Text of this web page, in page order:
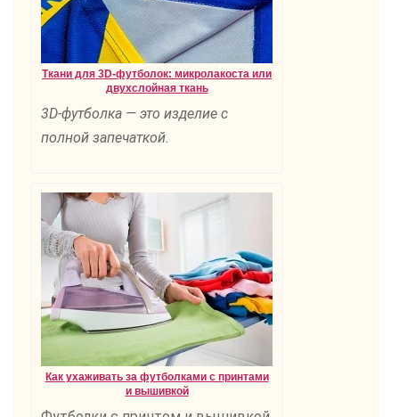
Ткани для 3D-футболок: микролакоста или
двухслойная ткань
3D-футболка — это изделие с
полной запечаткой.
Как ухаживать за футболками с принтами
и вышивкой